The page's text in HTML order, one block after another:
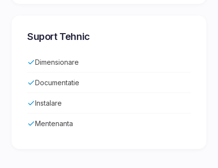
Suport Tehnic
Dimensionare
Documentatie
Instalare
Mentenanta